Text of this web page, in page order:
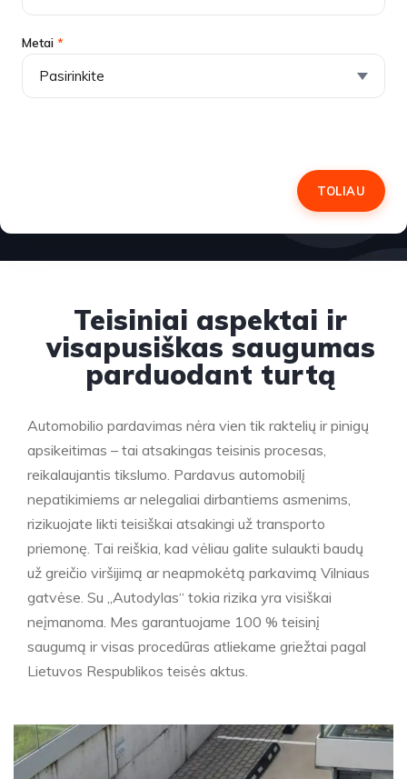
Metai *
TOLIAU
Teisiniai aspektai ir
visapusiškas saugumas
parduodant turtą
Automobilio pardavimas nėra vien tik raktelių ir pinigų
apsikeitimas – tai atsakingas teisinis procesas,
reikalaujantis tikslumo. Pardavus automobilį
nepatikimiems ar nelegaliai dirbantiems asmenims,
rizikuojate likti teisiškai atsakingi už transporto
priemonę. Tai reiškia, kad vėliau galite sulaukti baudų
už greičio viršijimą ar neapmokėtą parkavimą Vilniaus
gatvėse. Su „Autodylas“ tokia rizika yra visiškai
neįmanoma. Mes garantuojame 100 % teisinį
saugumą ir visas procedūras atliekame griežtai pagal
Lietuvos Respublikos teisės aktus.